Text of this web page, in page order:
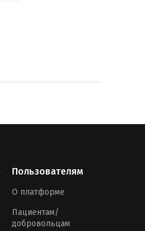
Пользователям
О платформе
Пациентам/
добровольцам